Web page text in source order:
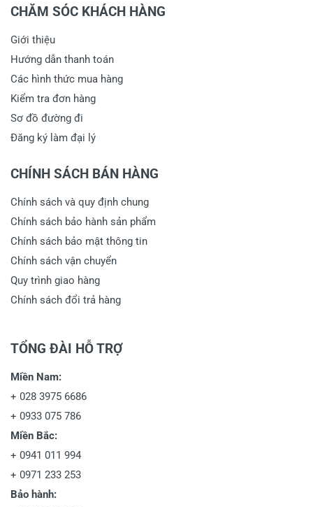
CHĂM SÓC KHÁCH HÀNG
Giới thiệu
Hướng dẫn thanh toán
Các hình thức mua hàng
Kiểm tra đơn hàng
Sơ đồ đường đi
Đăng ký làm đại lý
CHÍNH SÁCH BÁN HÀNG
Chính sách và quy định chung
Chính sách bảo hành sản phẩm
Chính sách bảo mật thông tin
Chính sách vận chuyển
Quy trình giao hàng
Chính sách đổi trả hàng
TỔNG ĐÀI HỖ TRỢ
Miền Nam:
+ 028 3975 6686
+ 0933 075 786
Miền Bắc:
+ 0941 011 994
+ 0971 233 253
Bảo hành: